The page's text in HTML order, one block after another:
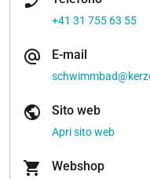
+41 31 755 63 55
alternate_email E-mail
public Sito web
Apri sito web
shopping_cart Webshop